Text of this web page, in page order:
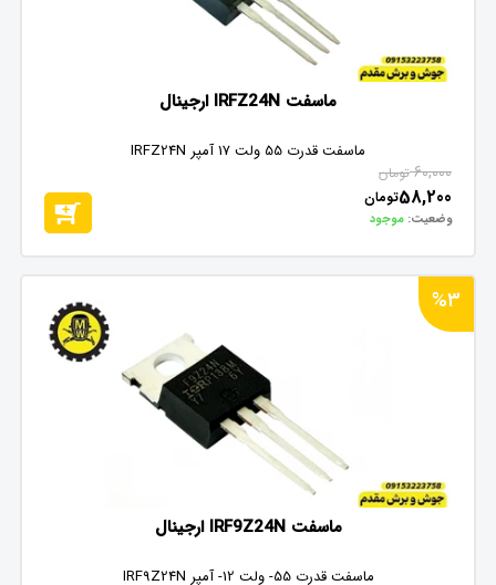
ماسفت IRFZ24N ارجینال
ماسفت قدرت 55 ولت 17 آمپر IRFZ24N
60,000 تومان
58,200تومان
وضعیت: موجود
%3
ماسفت IRF9Z24N ارجینال
ماسفت قدرت 55- ولت 12- آمپر IRF9Z24N